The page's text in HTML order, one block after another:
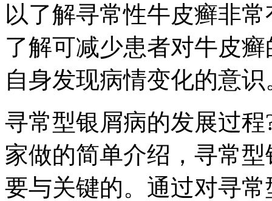
以了解寻常性牛皮癣非
了解可减少患者对牛皮
自身发现病情变化的意识
寻常型银屑病的发展过
家做的简单介绍，寻常
要与关键的。通过对寻